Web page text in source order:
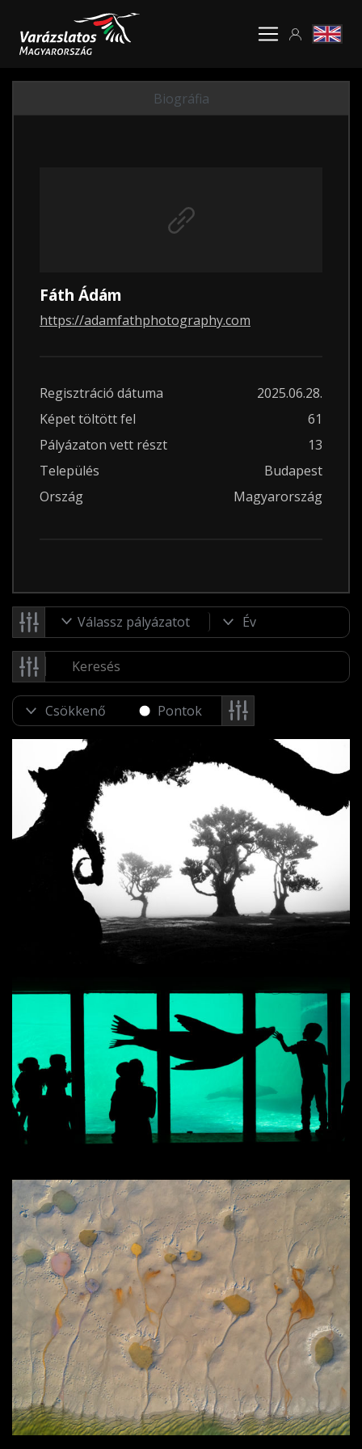
Biográfia
Fáth Ádám
https://adamfathphotography.com
Regisztráció dátuma
2025.06.28.
Képet töltött fel
61
Pályázaton vett részt
13
Település
Budapest
Ország
Magyarország
Válassz pályázatot
Pontok